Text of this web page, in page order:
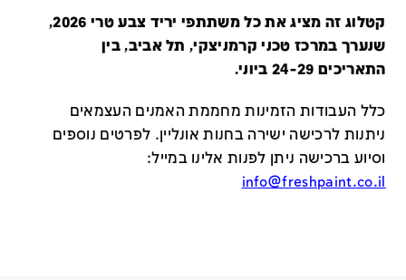
קטלוג זה מציג את כל משתתפי יריד צבע טרי 2026,
שנערך במרכז טכני קרמניצקי, תל אביב, בין
התאריכים 24-29 ביוני.
כלל העבודות הזמינות מחממת האמנים העצמאים
ניתנות לרכישה ישירה בחנות אונליין. לפרטים נוספים
וסיוע ברכישה ניתן לפנות אלינו במייל:
info@freshpaint.co.il